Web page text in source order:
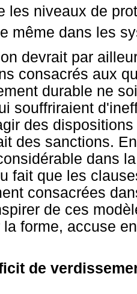
les niveaux de
même dans les
devrait par
consacrés aux
durable ne
souffriraient
des
des sanctions.
dans
fait que les
consacrées
de ces
la forme, accuse
de